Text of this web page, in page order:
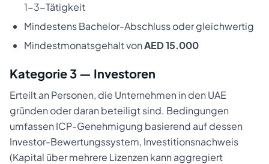
1-3-Tätigkeit
Mindestens Bachelor-Abschluss oder gleichwertig
Mindestmonatsgehalt vonAED 15.000
Kategorie 3 — Investoren
Erteilt an Personen, die Unternehmen in den UAE
gründen oder daran beteiligt sind. Bedingungen
umfassen ICP-Genehmigung basierend auf dessen
Investor-Bewertungssystem, Investitionsnachweis
(Kapital über mehrere Lizenzen kann aggregiert